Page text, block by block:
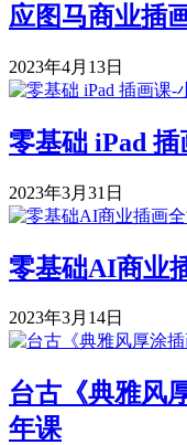
应图马商业插
2023年4月13日
零基础 iPad 插
2023年3月31日
零基础AI商业
2023年3月14日
台古《典雅风
年课